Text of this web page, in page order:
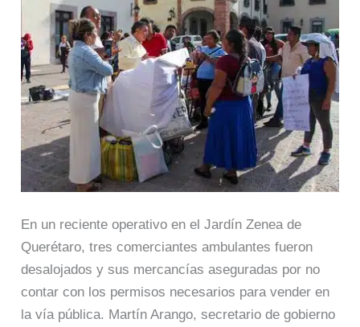
En un reciente operativo en el Jardín Zenea de
Querétaro, tres comerciantes ambulantes fueron
desalojados y sus mercancías aseguradas por no
contar con los permisos necesarios para vender en
la vía pública. Martín Arango, secretario de gobierno